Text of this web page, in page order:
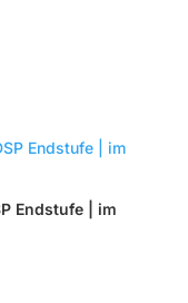
Endstufe | im